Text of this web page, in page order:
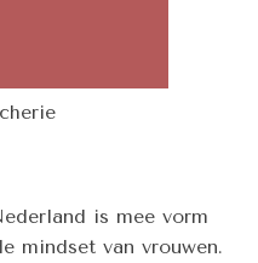
is mee vorm
mindset van vrouwen.